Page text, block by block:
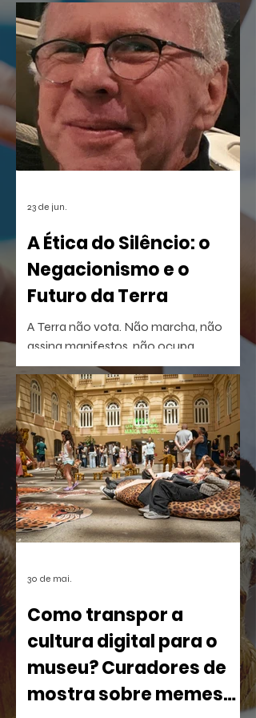
de democratização da cultura digital,
como também estreia duas produções
que prometem dar o que falar: o
musical infantil A Borboleta Sem Asas e
a homenagem nortista
A Ética do Silêncio: o
Negacionismo e o
Futuro da Terra
A Terra não vota. Não marcha, não
assina manifestos, não ocupa
palanques. Talvez por isso seja tão fácil
esquecê-la.
23 de jun.
Como transpor a
cultura digital para o
museu? Curadores de
mostra sobre memes
30 de mai.